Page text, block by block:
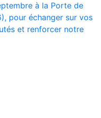
à la Porte de
pour échanger sur vos
et renforcer notre